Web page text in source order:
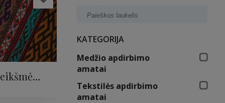
KATEGORIJA
Medžio apdirbimo
amatai
Tekstilės apdirbimo
amatai